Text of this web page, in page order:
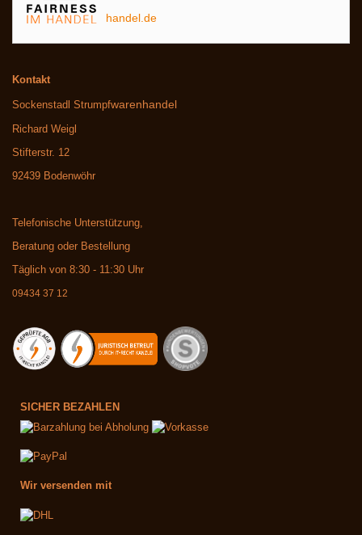
handel.de
Kontakt
Sockenstadl Strumpfwarenhandel
Richard Weigl
Stifterstr. 12
92439 Bodenwöhr
Telefonische Unterstützung,
Beratung oder Bestellung
Täglich von 8:30 - 11:30 Uhr
09434 37 12
SICHER BEZAHLEN
Wir versenden mit